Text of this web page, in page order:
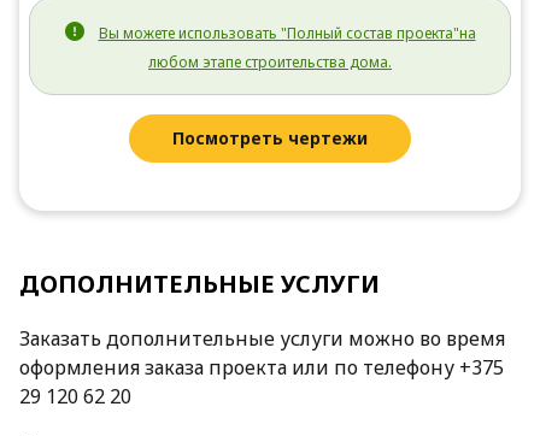
Вы можете использовать "Полный состав проекта"на
любом этапе строительства дома.
Посмотреть чертежи
ДОПОЛНИТЕЛЬНЫЕ УСЛУГИ
Заказать дополнительные услуги можно во время
оформления заказа проекта или по телефону +375
29 120 62 20